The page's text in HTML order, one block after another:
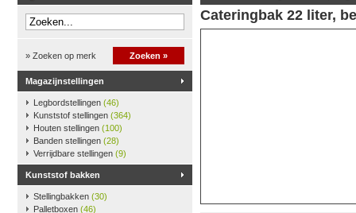
» Zoeken op merk Zoeken »
Magazijnstellingen
Legbordstellingen (46)
Kunststof stellingen (364)
Houten stellingen (100)
Banden stellingen (28)
Verrijdbare stellingen (9)
Kunststof bakken
Stellingbakken (30)
Palletboxen (46)
Cateringbak 22 liter,